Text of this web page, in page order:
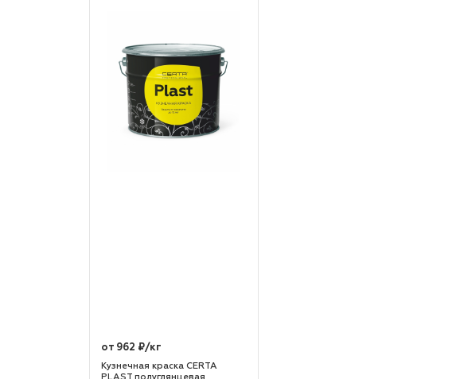
от 962 ₽/кг
Кузнечная краска CERTA
PLAST полуглянцевая